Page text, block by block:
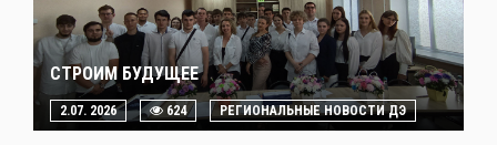
СТРОИМ БУДУЩЕЕ
2.07. 2026 624 РЕГИОНАЛЬНЫЕ НОВОСТИ ДЭ